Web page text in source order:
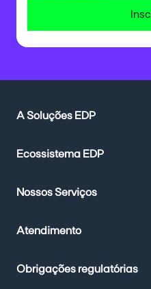
A Soluções EDP
Ecossistema EDP
Nossos Serviços
Atendimento
Obrigações regulatórias